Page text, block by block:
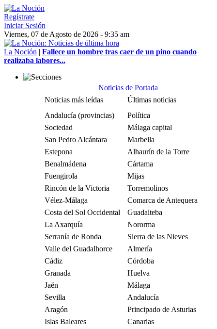
Regístrate
Iniciar Sesión
Viernes, 07 de Agosto de 2026 - 9:35 am
La Noción | Fallece un hombre tras caer de un pino cuando
realizaba labores...
Noticias de Portada
Noticias más leídas
Últimas noticias
Andalucía (provincias)
Política
Sociedad
Málaga capital
San Pedro Alcántara
Marbella
Estepona
Alhaurín de la Torre
Benalmádena
Cártama
Fuengirola
Mijas
Rincón de la Victoria
Torremolinos
Vélez-Málaga
Comarca de Antequera
Costa del Sol Occidental
Guadalteba
La Axarquía
Nororma
Serranía de Ronda
Sierra de las Nieves
Valle del Guadalhorce
Almería
Cádiz
Córdoba
Granada
Huelva
Jaén
Málaga
Sevilla
Andalucía
Aragón
Principado de Asturias
Islas Baleares
Canarias